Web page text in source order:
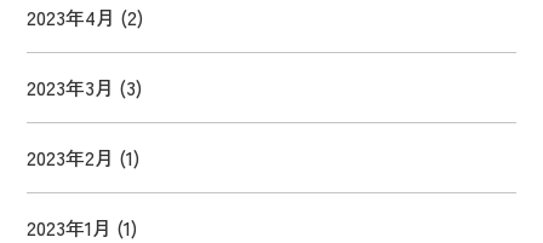
2023年4月 (2)
2023年3月 (3)
2023年2月 (1)
2023年1月 (1)